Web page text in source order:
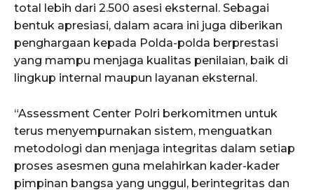
total lebih dari 2.500 asesi eksternal. Sebagai
bentuk apresiasi, dalam acara ini juga diberikan
penghargaan kepada Polda-polda berprestasi
yang mampu menjaga kualitas penilaian, baik di
lingkup internal maupun layanan eksternal.
“Assessment Center Polri berkomitmen untuk
terus menyempurnakan sistem, menguatkan
metodologi dan menjaga integritas dalam setiap
proses asesmen guna melahirkan kader-kader
pimpinan bangsa yang unggul, berintegritas dan